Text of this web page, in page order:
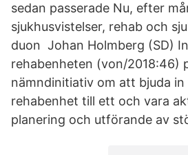
sedan passerade Nu, efter
sjukhusvistelser, rehab och
duon Johan Holmberg (SD)
rehabenheten (von/2018:46)
nämndinitiativ om att bjuda
rehabenhet till ett och vara
planering och utförande av